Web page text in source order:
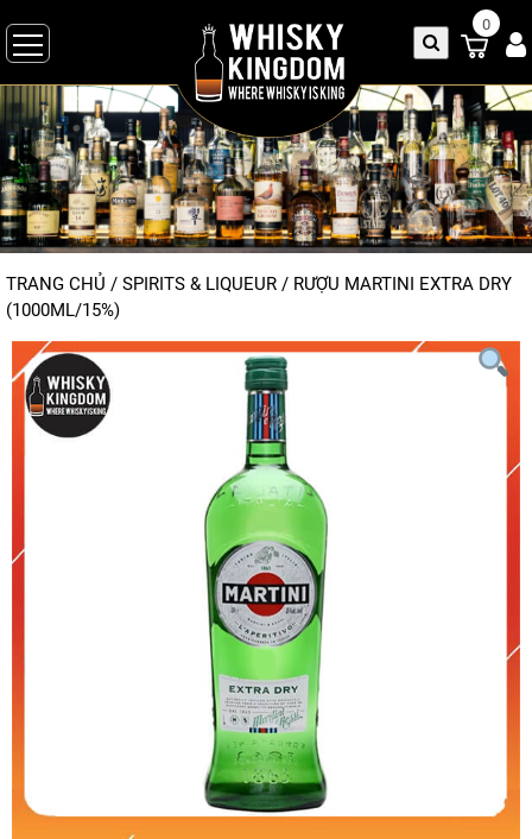
0
TRANG CHỦ / SPIRITS & LIQUEUR / RƯỢU MARTINI EXTRA DRY
(1000ML/15%)